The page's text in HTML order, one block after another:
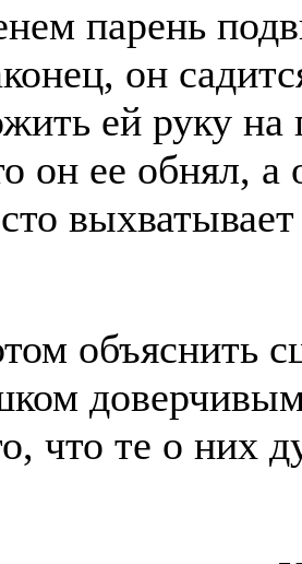
парень
он
ей руку
он ее обнял,
объяснить
что те о них